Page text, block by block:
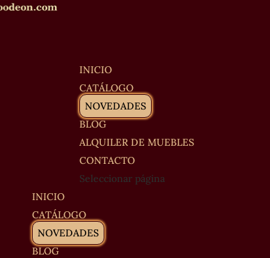
INICIO
CATÁLOGO
NOVEDADES
BLOG
ALQUILER DE MUEBLES
CONTACTO
Seleccionar página
INICIO
CATÁLOGO
NOVEDADES
BLOG